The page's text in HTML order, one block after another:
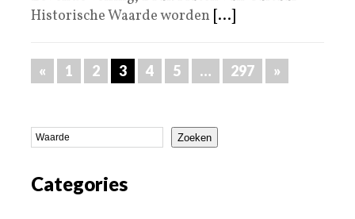
Historische Waarde worden [...]
« 1 2 3 4 5 … 297 »
Zoeken
Categories